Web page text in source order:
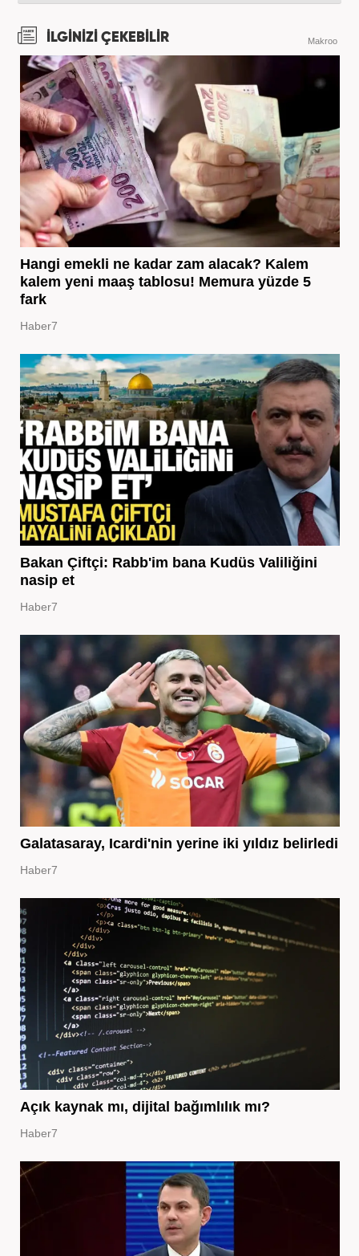
İLGİNİZİ ÇEKEBİLİR Makroo
Hangi emekli ne kadar zam alacak? Kalem
kalem yeni maaş tablosu! Memura yüzde 5
fark
Haber7
Bakan Çiftçi: Rabb'im bana Kudüs Valiliğini
nasip et
Haber7
Galatasaray, Icardi'nin yerine iki yıldız belirledi
Haber7
Açık kaynak mı, dijital bağımlılık mı?
Haber7